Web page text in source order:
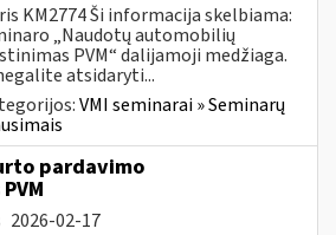
KM2774 Ši informacija skelbiama:
„Naudotų automobilių
PVM“ dalijamoji medžiaga.
atsidaryti...
VMI seminarai » Seminarų
pardavimo
2026-02-17